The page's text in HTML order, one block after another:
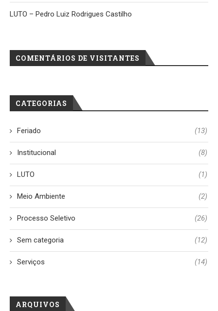
LUTO – Pedro Luiz Rodrigues Castilho
COMENTÁRIOS DE VISITANTES
CATEGORIAS
Feriado (13)
Institucional (8)
LUTO (1)
Meio Ambiente (2)
Processo Seletivo (26)
Sem categoria (12)
Serviços (14)
ARQUIVOS